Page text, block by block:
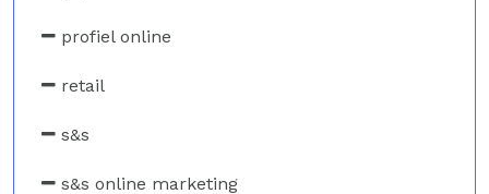
profiel online
retail
s&s
s&s online marketing